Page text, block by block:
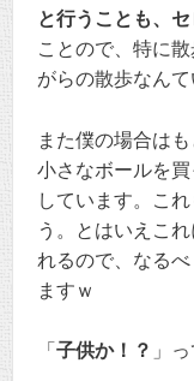
と行うことも、
ことので、特に
がらの散歩なんて
また僕の場合は
小さなボールを
しています。こ
う。とはいえこ
れるので、なる
ますｗ
「 子供か！？ 」